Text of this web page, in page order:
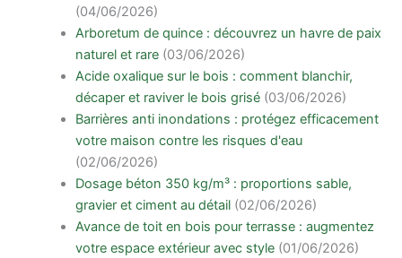
(04/06/2026)
Arboretum de quince : découvrez un havre de paix
naturel et rare (03/06/2026)
Acide oxalique sur le bois : comment blanchir,
décaper et raviver le bois grisé (03/06/2026)
Barrières anti inondations : protégez efficacement
votre maison contre les risques d'eau
(02/06/2026)
Dosage béton 350 kg/m³ : proportions sable,
gravier et ciment au détail (02/06/2026)
Avance de toit en bois pour terrasse : augmentez
votre espace extérieur avec style (01/06/2026)